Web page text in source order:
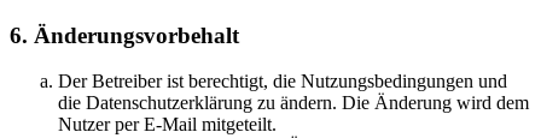
6. Änderungsvorbehalt
Der Betreiber ist berechtigt, die Nutzungsbedingungen und
die Datenschutzerklärung zu ändern. Die Änderung wird dem
Nutzer per E-Mail mitgeteilt.